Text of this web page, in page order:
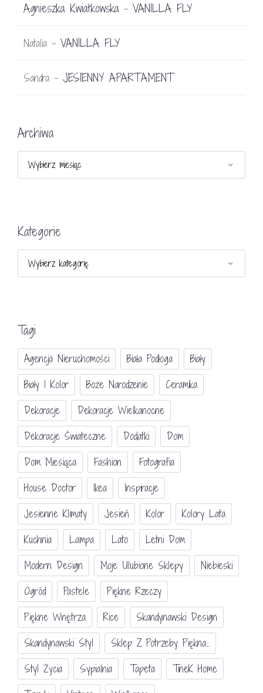
Agnieszka Kwiatkowska - VANILLA FLY
Natalia - VANILLA FLY
Sandra - JESIENNY APARTAMENT
Archiwa
Kategorie
Tagi
Agencja Nieruchomości Biała Podłoga
Biały
Biały I Kolor
Boże Narodzenie
Ceramika
Dekoracje
Dekoracje Wielkanocne
Dekoracje Świateczne
Dodatki
Dom
Dom Miesiąca
Fashion
Fotografia
House Doctor
Ikea
Inspiracje
Jesienne Klimaty
Jesień Kolor
Kolory Lata
Kuchnia
Lampa Lato
Letni Dom
Modern Design
Moje Ulubione Sklepy
Niebieski
Ogród
Pastele
Piękne Rzeczy
Piękne Wnętrza
Rice
Skandynawski Design
Skandynawski Styl
Sklep Z Potrzeby Piękna...
Styl Życia
Sypialnia Tapeta
TineK Home